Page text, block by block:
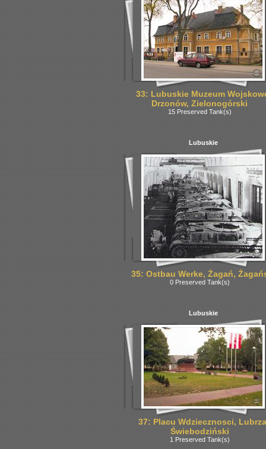
33: Lubuskie Muzeum
Drzonów, Zielonogórski
15 Preserved Tank(s)
Lubuskie
35: Ostbau Werke, Żagań,
0 Preserved Tank(s)
Lubuskie
37: Placu Wdziecznosci,
Świebodziński
1 Preserved Tank(s)